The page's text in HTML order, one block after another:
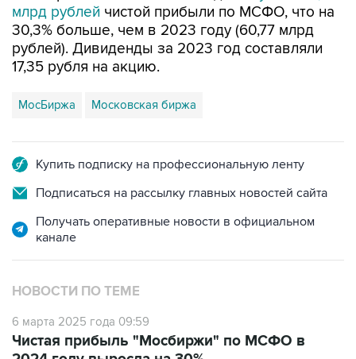
млрд рублей чистой прибыли по МСФО, что на
30,3% больше, чем в 2023 году (60,77 млрд
рублей). Дивиденды за 2023 год составляли
17,35 рубля на акцию.
МосБиржа Московская биржа
Купить подписку на профессиональную ленту
Подписаться на рассылку главных новостей сайта
Получать оперативные новости в официальном
канале
НОВОСТИ ПО ТЕМЕ
6 марта 2025 года 09:59
Чистая прибыль "Мосбиржи" по МСФО в